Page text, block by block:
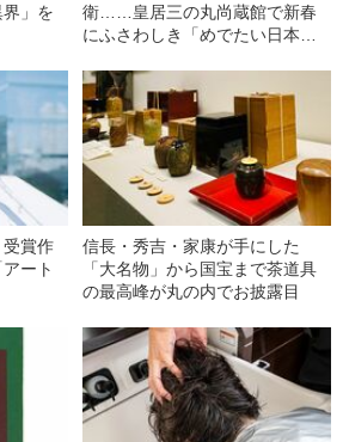
」を
衛……皇居三の丸尚蔵館で新春
にふさわしき「めでたい日本美
賞作
ート
信長・秀吉・家康が手にした
「大名物」から国宝まで茶道具
の最高峰が丸の内でお披露目